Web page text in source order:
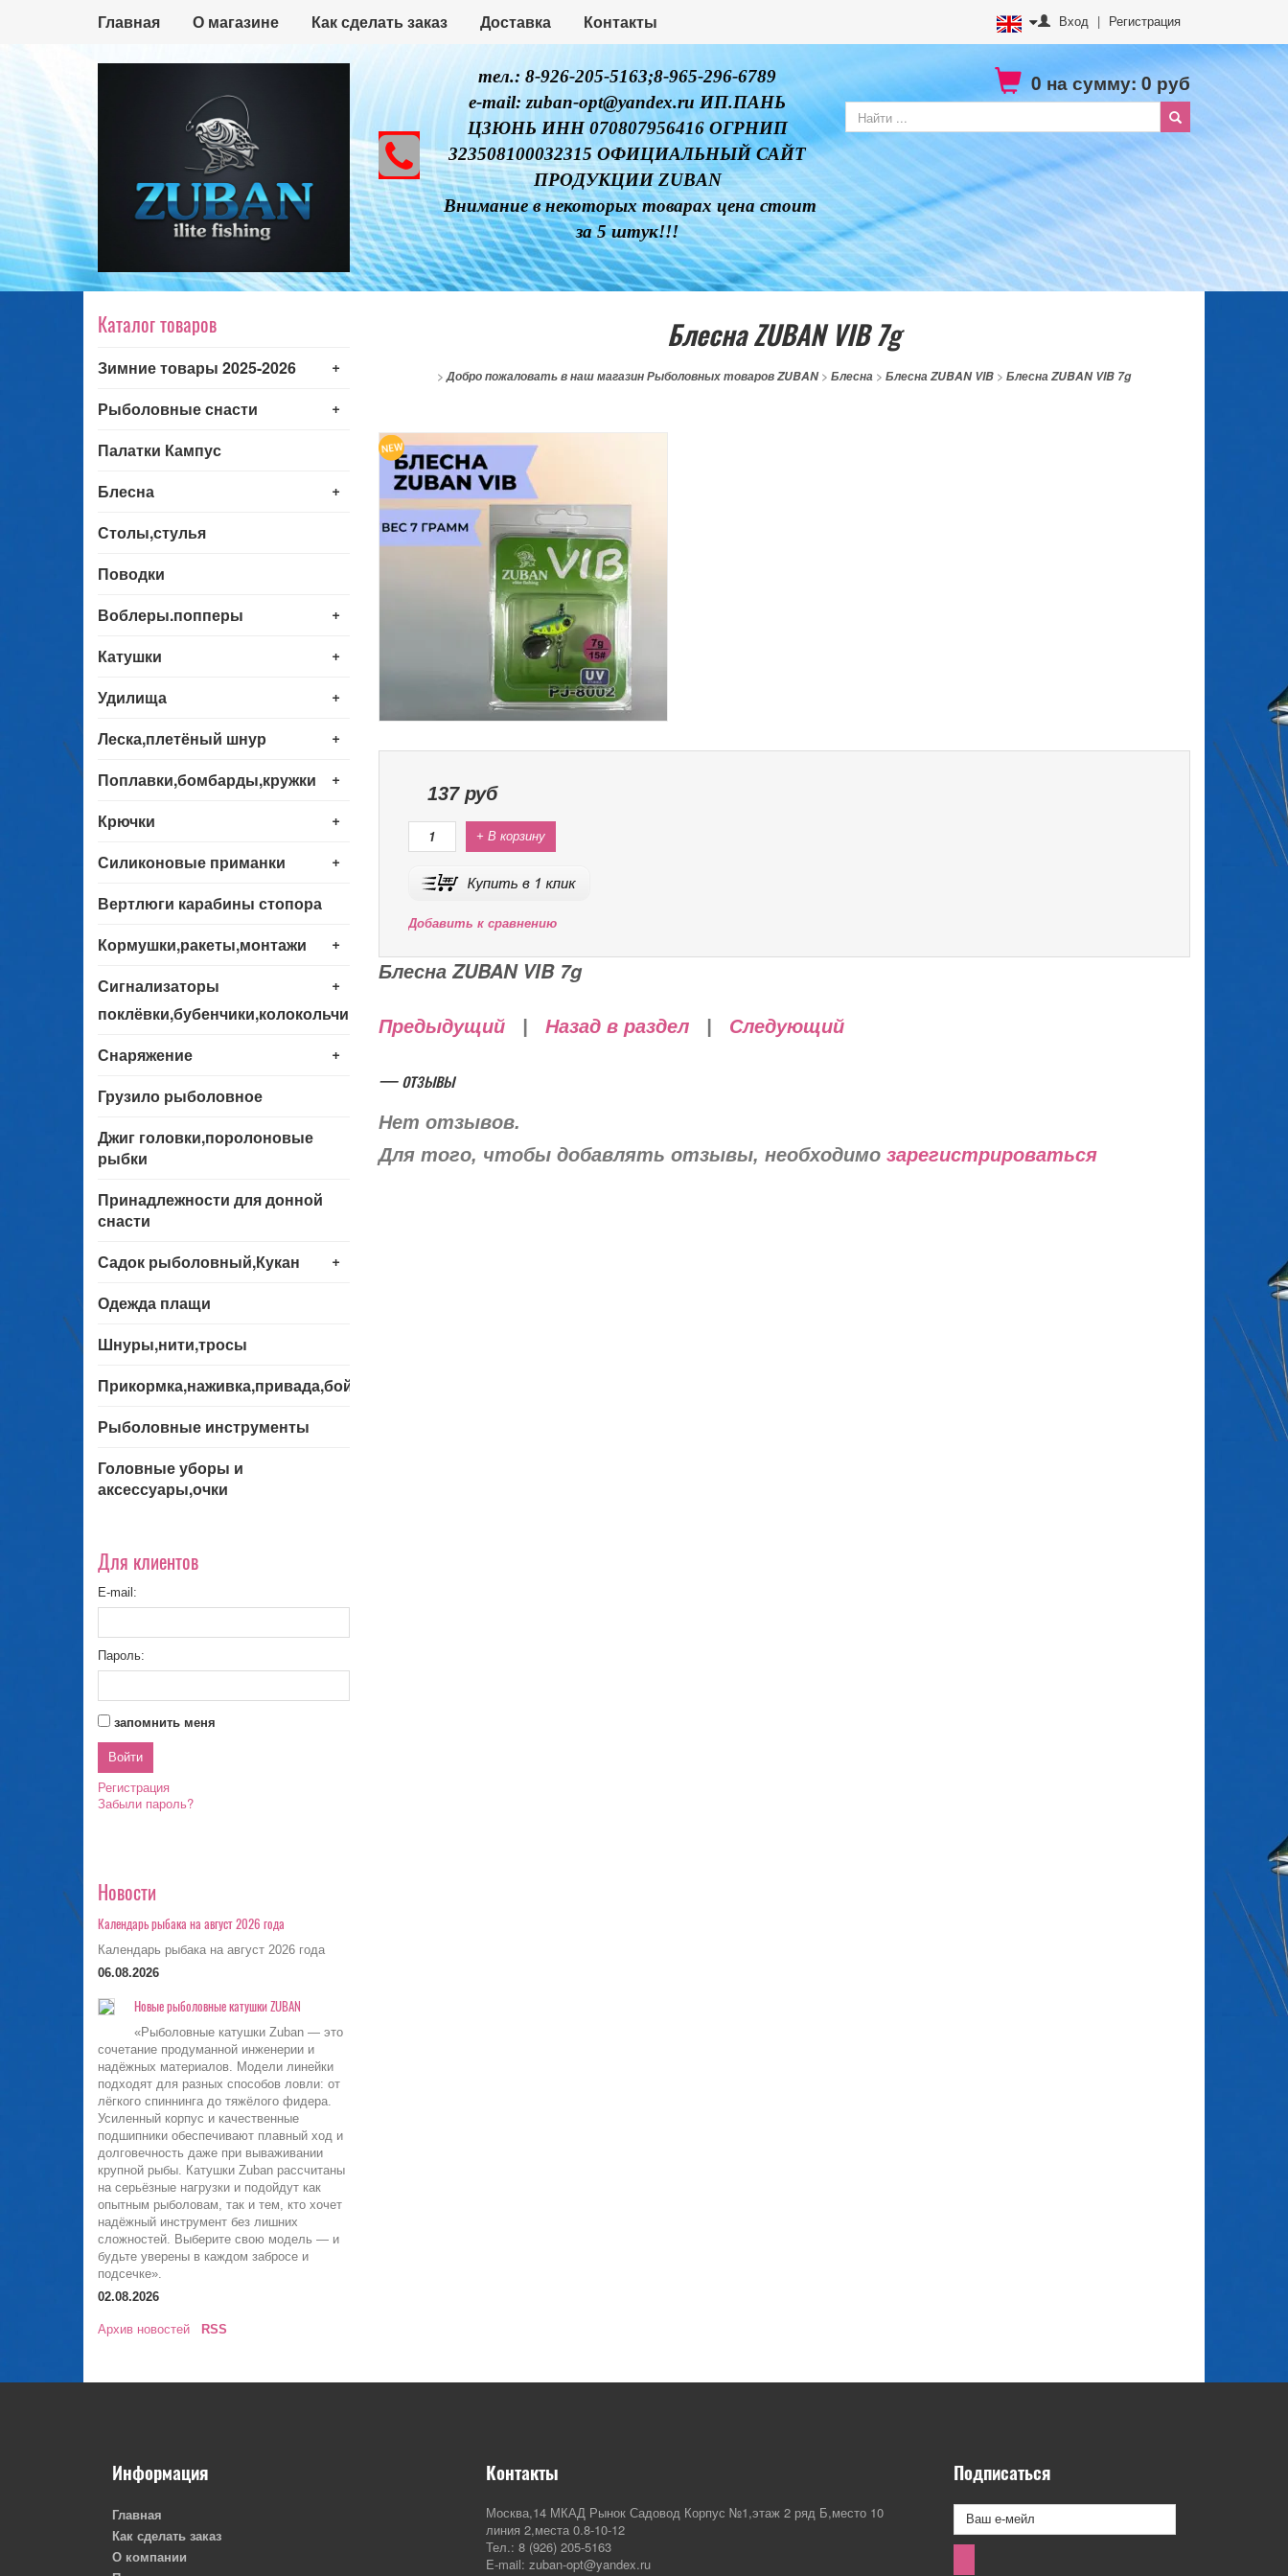
Вход | Регистрация
Главная О магазине Как сделать заказ Доставка Контакты
тел.: 8-926-205-5163;8-965-296-6789
e-mail: zuban-opt@yandex.ru ИП.ПАНЬ
ЦЗЮНЬ ИНН 070807956416 ОГРНИП
323508100032315 ОФИЦИАЛЬНЫЙ САЙТ
ПРОДУКЦИИ ZUBAN
Внимание в некоторых товарах цена стоит
за 5 штук!!!
0на сумму: 0 руб
Каталог товаров
+
Зимние товары 2025-2026
+
Рыболовные снасти
Палатки Кампус
+
Блесна
Столы,стулья
Поводки
+
Воблеры.попперы
+
Катушки
+
Удилища
+
Леска,плетёный шнур
+
Поплавки,бомбарды,кружки
+
Крючки
+
Силиконовые приманки
Вертлюги карабины стопора
+
Кормушки,ракеты,монтажи
+
Сигнализаторы
поклёвки,бубенчики,колокольчики
+
Снаряжение
Грузило рыболовное
Джиг головки,поролоновые
рыбки
Принадлежности для донной
снасти
+
Садок рыболовный,Кукан
Одежда плащи
Шнуры,нити,тросы
Прикормка,наживка,привада,бойла
Рыболовные инструменты
Головные уборы и
аксессуары,очки
Для клиентов
E-mail:
Пароль:
запомнить меня
Регистрация
Забыли пароль?
Новости
Календарь рыбака на август 2026 года
Календарь рыбака на август 2026 года
06.08.2026
Новые рыболовные катушки ZUBAN
«Рыболовные катушки Zuban — это
сочетание продуманной инженерии и
надёжных материалов. Модели линейки
подходят для разных способов ловли: от
лёгкого спиннинга до тяжёлого фидера.
Усиленный корпус и качественные
подшипники обеспечивают плавный ход и
долговечность даже при вываживании
крупной рыбы. Катушки Zuban рассчитаны
на серьёзные нагрузки и подойдут как
опытным рыболовам, так и тем, кто хочет
надёжный инструмент без лишних
сложностей. Выберите свою модель — и
будьте уверены в каждом забросе и
подсечке».
02.08.2026
Архив новостей RSS
Блесна ZUBAN VIB 7g
>Добро пожаловать в наш магазин Рыболовных товаров ZUBAN>Блесна >Блесна ZUBAN VIB >Блесна ZUBAN VIB 7g
137руб
+ В корзину
Добавить к сравнению
Блесна ZUBAN VIB 7g
Предыдущий| Назад в раздел| Следующий
— отзывы
Нет отзывов.
Для того, чтобы добавлять отзывы, необходимо зарегистрироваться
Информация
Главная
Как сделать заказ
О компании
Контакты
Москва,14 МКАД Рынок Садовод Корпус №1,этаж 2 ряд Б,место 10
линия 2,места 0.8-10-12
Тел.: 8 (926) 205-5163
E-mail: zuban-opt@yandex.ru
Подписаться